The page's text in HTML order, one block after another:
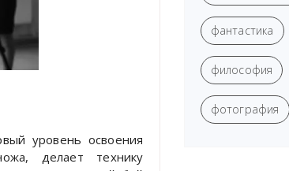
уровень освоения
делает технику
фантастика
философия
фотография